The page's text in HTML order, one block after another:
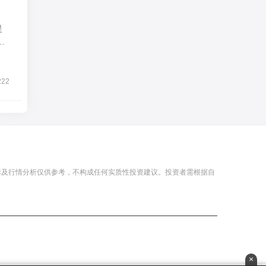
行情分析仅供参考，不构成任何实质性投资建议。投资者需根据自
×